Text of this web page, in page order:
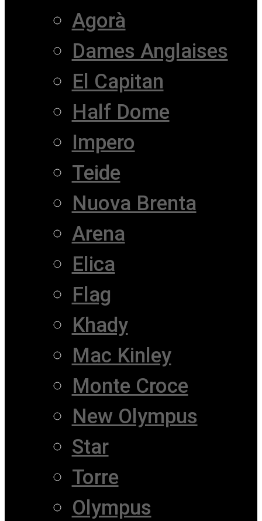
Agorà
Dames Anglaises
El Capitan
Half Dome
Impero
Teide
Nuova Brenta
Arena
Elica
Flag
Khady
Mac Kinley
Monte Croce
New Olympus
Star
Torre
Olympus